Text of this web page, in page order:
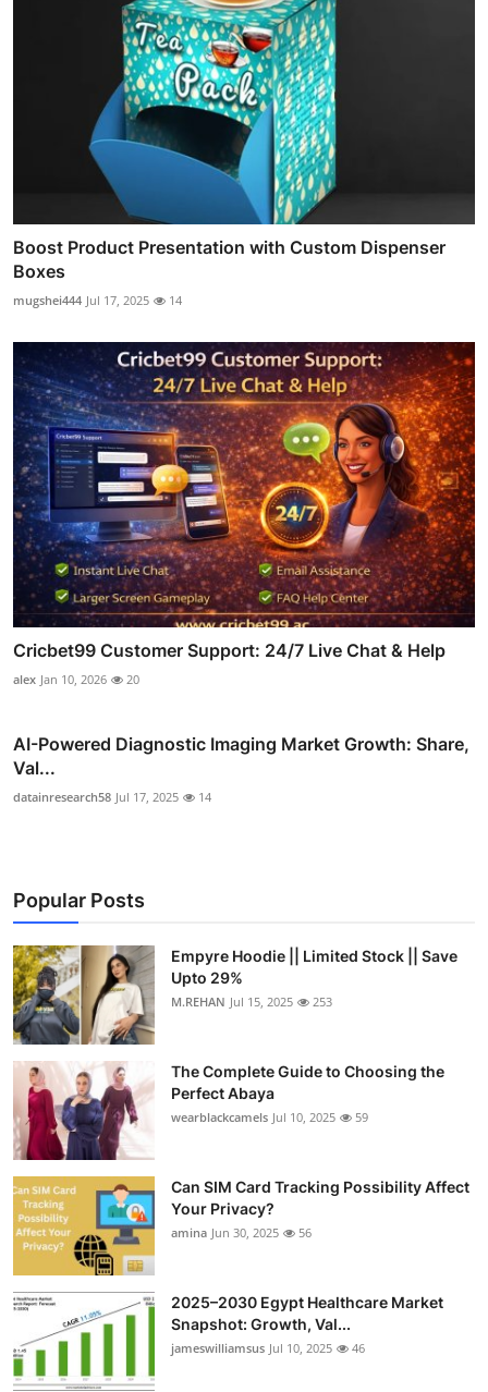
Boost Product Presentation with Custom Dispenser
Boxes
mugshei444 Jul 17, 2025 14
Cricbet99 Customer Support: 24/7 Live Chat & Help
alex Jan 10, 2026 20
AI-Powered Diagnostic Imaging Market Growth: Share,
Val...
datainresearch58 Jul 17, 2025 14
Popular Posts
Empyre Hoodie || Limited Stock || Save
Upto 29%
M.REHAN Jul 15, 2025 253
The Complete Guide to Choosing the
Perfect Abaya
wearblackcamels Jul 10, 2025 59
Can SIM Card Tracking Possibility Affect
Your Privacy?
amina Jun 30, 2025 56
2025–2030 Egypt Healthcare Market
Snapshot: Growth, Val...
jameswilliamsus Jul 10, 2025 46